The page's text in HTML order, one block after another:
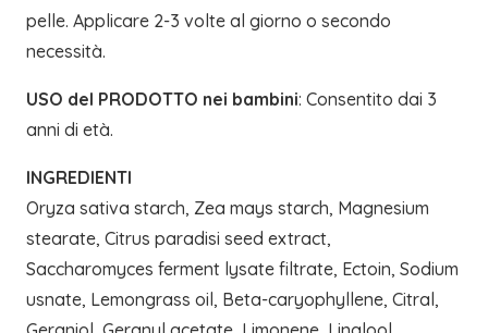
pelle. Applicare 2-3 volte al giorno o secondo
necessità.
USO del PRODOTTO nei bambini: Consentito dai 3
anni di età.
INGREDIENTI
Oryza sativa starch, Zea mays starch, Magnesium
stearate, Citrus paradisi seed extract,
Saccharomyces ferment lysate filtrate, Ectoin, Sodium
usnate, Lemongrass oil, Beta-caryophyllene, Citral,